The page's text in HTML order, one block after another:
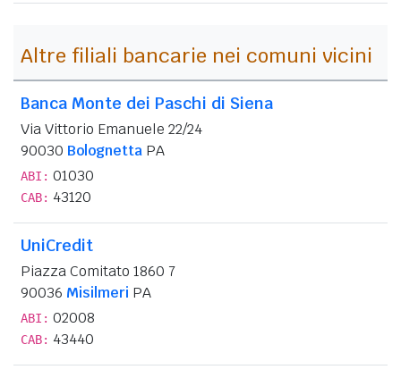
Altre filiali bancarie nei comuni vicini
Banca Monte dei Paschi di Siena
Via Vittorio Emanuele 22/24
90030 Bolognetta PA
ABI: 01030
CAB: 43120
UniCredit
Piazza Comitato 1860 7
90036 Misilmeri PA
ABI: 02008
CAB: 43440